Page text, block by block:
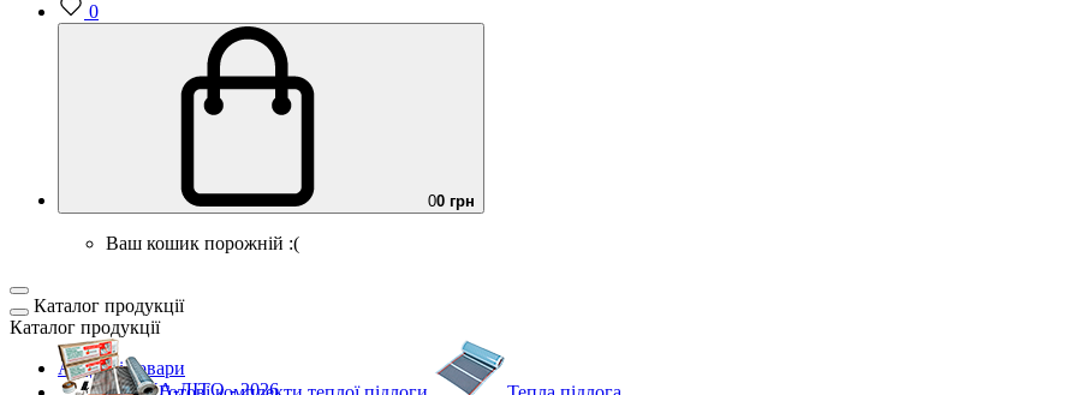
0
00 грн
Ваш кошик порожній :(
Каталог продукції
Каталог продукції
Акційні товари
ВЕСНА-ЛІТО - 2026